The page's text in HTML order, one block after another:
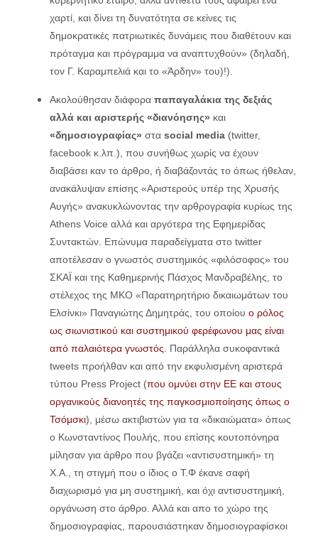
χαρτί, και δίνει τη δυνατότητα σε κείνες τις
δημοκρατικές πατριωτικές δυνάμεις που διαθέτουν και
πρόταγμα και πρόγραμμα να αναπτυχθούν» (δηλαδή,
τον Γ. Καραμπελιά και το «Άρδην» του)!).
Ακολούθησαν διάφορα παπαγαλάκια της δεξιάς
αλλά και αριστερής «διανόησης» και
«δημοσιογραφίας» στα social media (twitter,
facebook κ.λπ.), που συνήθως χωρίς να έχουν
διαβάσει καν το άρθρο, ή διαβάζοντάς το όπως ήθελαν,
ανακάλυψαν επίσης «Αριστερούς υπέρ της Χρυσής
Αυγής» ανακυκλώνοντας την αρθρογραφία κυρίως της
Athens Voice αλλά και αργότερα της Εφημερίδας
Συντακτών. Επώνυμα παραδείγματα στο twitter
αποτέλεσαν ο γνωστός συστημικός «φιλόσοφος» του
ΣΚΑΪ και της Καθημερινής Πάσχος Μανδραβέλης, το
στέλεχος της ΜΚΟ «Παρατηρητήριο δικαιωμάτων του
Ελσίνκι» Παναγιώτης Δημητράς, του οποίου ο ρόλος
ως σιωνιστικού και συστημικού φερέφωνου μας είναι
από παλαιότερα γνωστός . Παράλληλα συκοφαντικά
tweets προήλθαν και από την εκφυλισμένη αριστερά
τύπου Press Project (που ομνύει στην ΕΕ και στους
οργανικούς διανοητές της παγκοσμιοποίησης όπως ο
Τσόμσκι), μέσω ακτιβιστών για τα «δικαιώματα» όπως
ο Κωνσταντίνος Πουλής, που επίσης κουτοπόνηρα
μίλησαν για άρθρο που βγάζει «αντισυστημική» τη
Χ.Α., τη στιγμή που ο ίδιος ο Τ.Φ έκανε σαφή
διαχωρισμό για μη συστημική, και όχι αντισυστημική,
οργάνωση στο άρθρο. Αλλά και απο το χώρο της
δημοσιογραφίας, παρουσιάστηκαν δημοσιογραφίσκοι